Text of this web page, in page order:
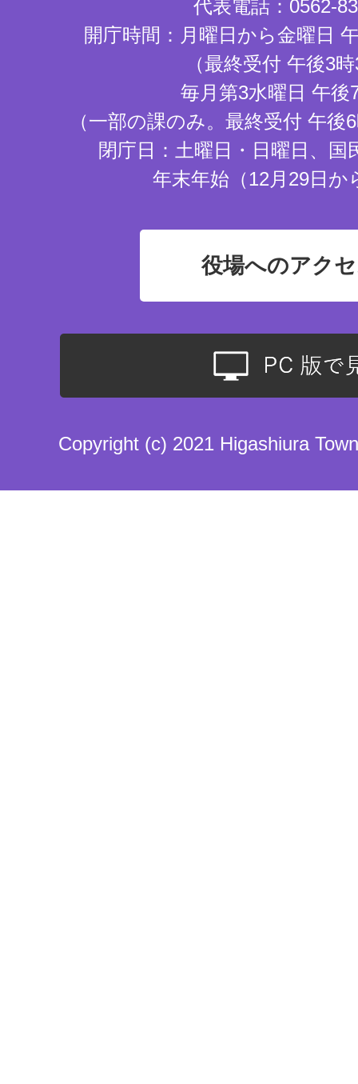
代表電話：0562-
開庁時間：月曜日から金曜日
（最終受付 午後3
毎月第3水曜日 午後
（一部の課のみ。最終受付 午
閉庁日：土曜日・日曜日、国
年末年始（12月29日か
役場へのアク
Copyright (c) 2021 Higashiura